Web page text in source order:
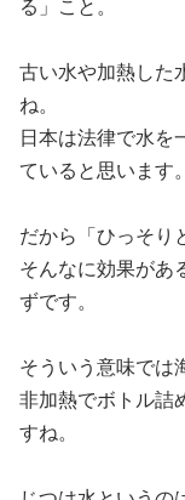
る」こと。
古い水や加熱した
ね。
日本は法律で水を
ていると思います。
だから「ひっそり
そんなに効果があ
ずです。
そういう意味では
非加熱でボトル詰
すね。